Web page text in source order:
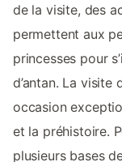
de la visite, des
permettent aux
princesses pour
d’antan. La visite
occasion
et la préhistoire.
plusieurs bases